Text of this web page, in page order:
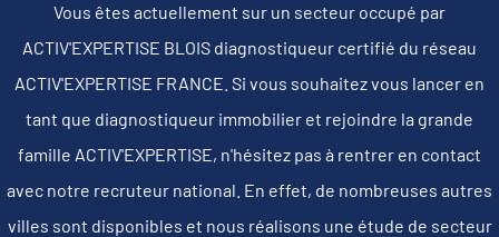
Vous êtes actuellement sur un secteur occupé par
ACTIV'EXPERTISE BLOIS diagnostiqueur certifié du réseau
ACTIV'EXPERTISE FRANCE. Si vous souhaitez vous lancer en
tant que diagnostiqueur immobilier et rejoindre la grande
famille ACTIV'EXPERTISE, n'hésitez pas à rentrer en contact
avec notre recruteur national. En effet, de nombreuses autres
villes sont disponibles et nous réalisons une étude de secteur